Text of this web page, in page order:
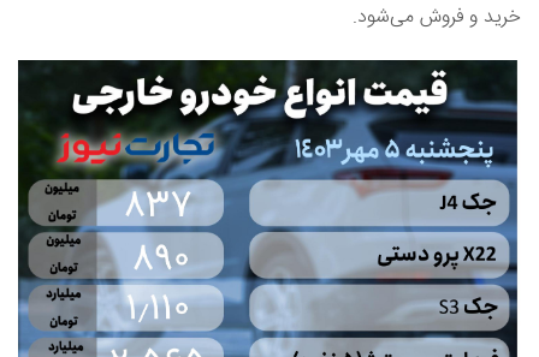
خرید و فروش می‌شود.